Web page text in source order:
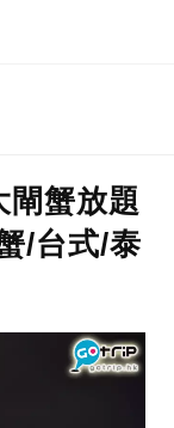
閘蟹放題
/台式/泰